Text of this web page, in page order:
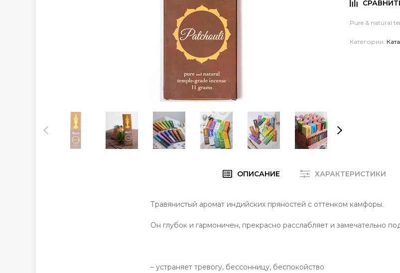
Pure & natural
Категории:
ОПИСАНИЕ ХАРАКТЕРИСТИКИ
Травянистый аромат индийских пряностей с оттенком камфоры.
Он глубок и гармоничен, прекрасно расслабляет и замечательно
– устраняет тревогу, бессонницу, беспокойство